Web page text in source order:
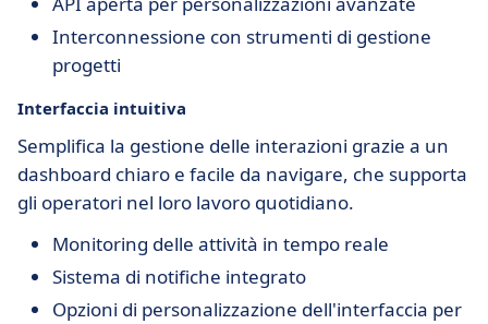
Interconnessione con strumenti di gestione
progetti
Interfaccia intuitiva
Semplifica la gestione delle interazioni grazie a un
dashboard chiaro e facile da navigare, che supporta
gli operatori nel loro lavoro quotidiano.
Monitoring delle attività in tempo reale
Sistema di notifiche integrato
Opzioni di personalizzazione dell'interfaccia per